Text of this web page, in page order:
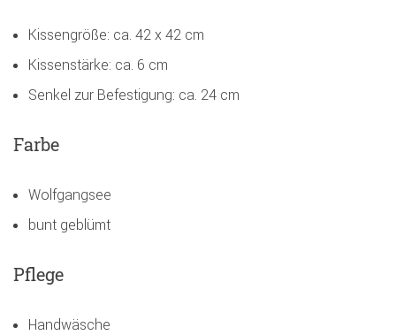
Kissengröße: ca. 42 x 42 cm
Kissenstärke: ca. 6 cm
Senkel zur Befestigung: ca. 24 cm
Farbe
Wolfgangsee
bunt geblümt
Pflege
Handwäsche